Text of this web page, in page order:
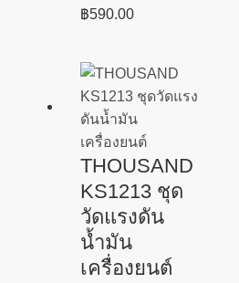
฿590.00
THOUSAND
KS1213 ชุด
วัดแรงดัน
น้ำมัน
เครื่องยนต์